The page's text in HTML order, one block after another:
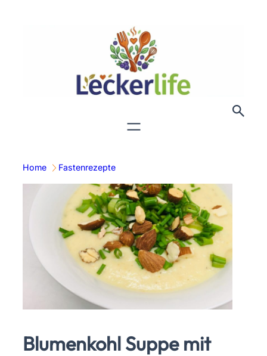
Home Fastenrezepte
Blumenkohl Suppe mit